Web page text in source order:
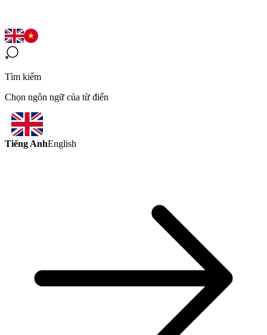
Tìm kiếm
Chọn ngôn ngữ của từ điển
Tiếng AnhEnglish